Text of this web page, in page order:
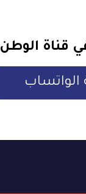
قناة الوطن
الواتساب